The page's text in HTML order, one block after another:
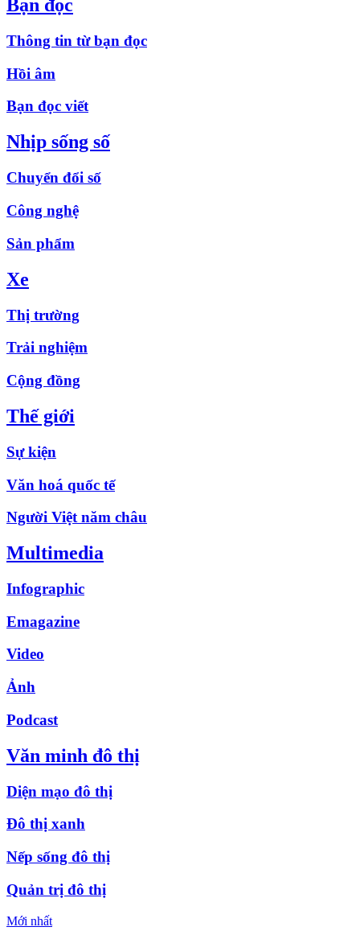
Bạn đọc
Thông tin từ bạn đọc
Hồi âm
Bạn đọc viết
Nhịp sống số
Chuyển đổi số
Công nghệ
Sản phẩm
Xe
Thị trường
Trải nghiệm
Cộng đồng
Thế giới
Sự kiện
Văn hoá quốc tế
Người Việt năm châu
Multimedia
Infographic
Emagazine
Video
Ảnh
Podcast
Văn minh đô thị
Diện mạo đô thị
Đô thị xanh
Nếp sống đô thị
Quản trị đô thị
Mới nhất